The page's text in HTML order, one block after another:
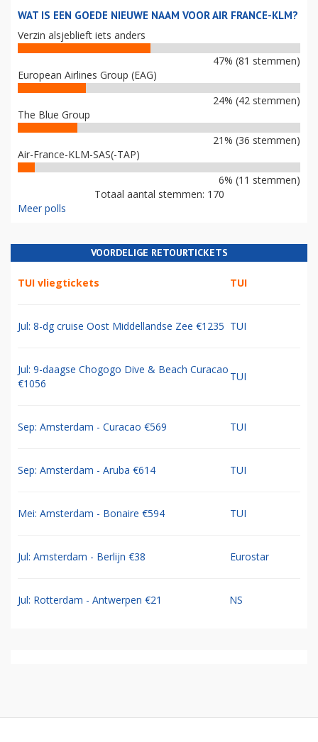
WAT IS EEN GOEDE NIEUWE NAAM VOOR AIR FRANCE-KLM?
Verzin alsjeblieft iets anders
47% (81 stemmen)
European Airlines Group (EAG)
24% (42 stemmen)
The Blue Group
21% (36 stemmen)
Air-France-KLM-SAS(-TAP)
6% (11 stemmen)
Totaal aantal stemmen: 170
Meer polls
VOORDELIGE RETOURTICKETS
TUI vliegtickets TUI
Jul: 8-dg cruise Oost Middellandse Zee €1235 TUI
Jul: 9-daagse Chogogo Dive & Beach Curacao
€1056
TUI
Sep: Amsterdam - Curacao €569 TUI
Sep: Amsterdam - Aruba €614 TUI
Mei: Amsterdam - Bonaire €594 TUI
Jul: Amsterdam - Berlijn €38 Eurostar
Jul: Rotterdam - Antwerpen €21 NS